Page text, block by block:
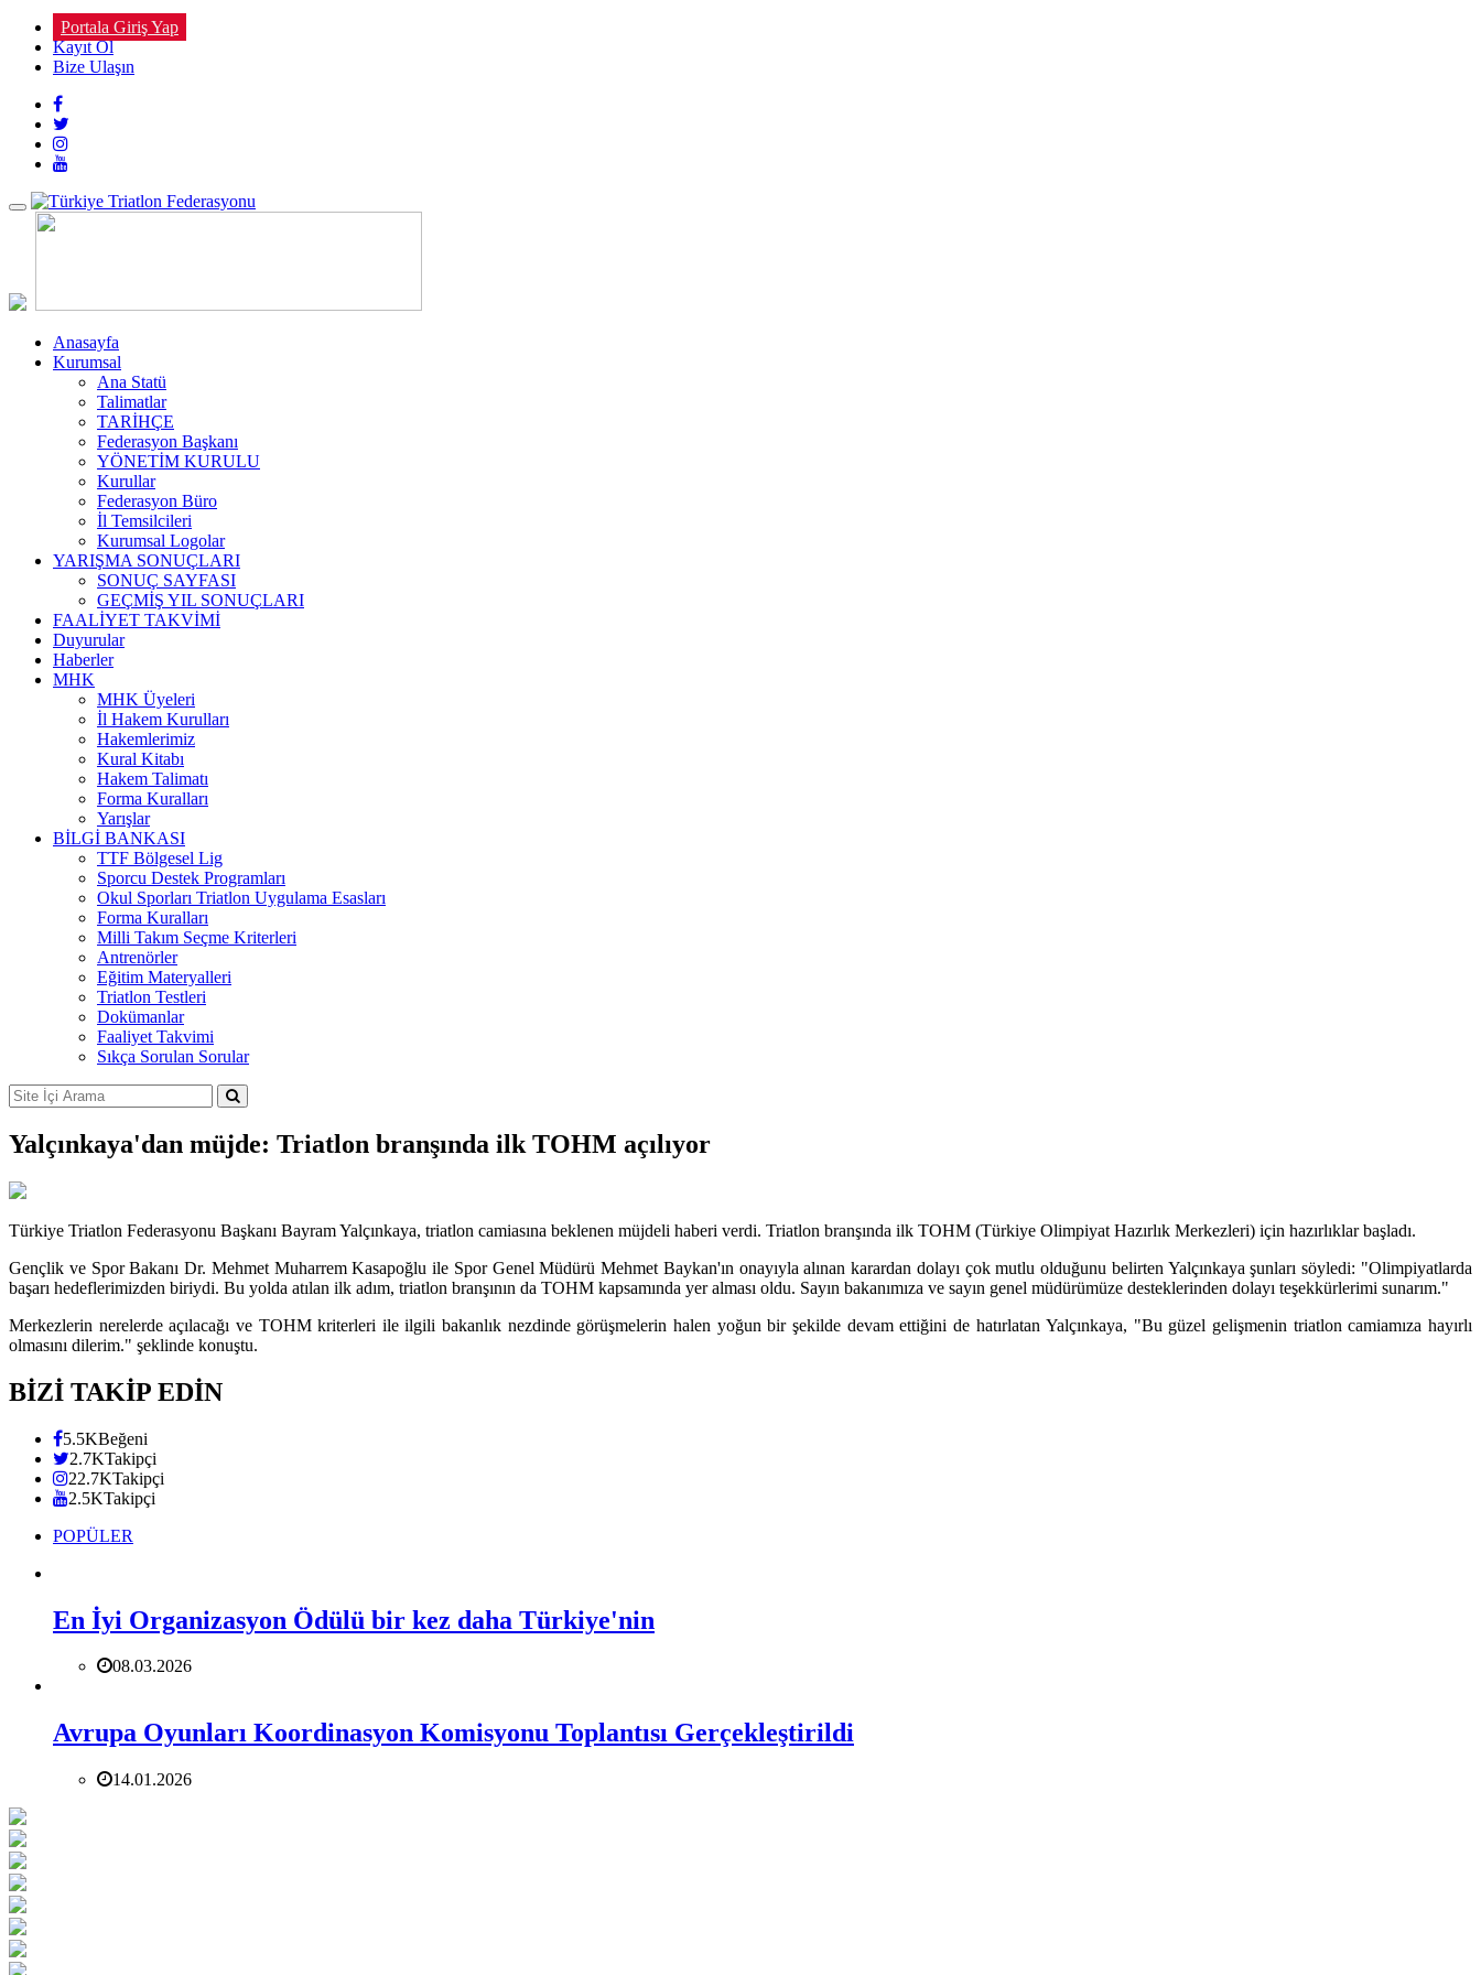
Portala Giriş Yap
Kayıt Ol
Bize Ulaşın
Toggle
navigation
Anasayfa
Kurumsal
Ana Statü
Talimatlar
TARİHÇE
Federasyon Başkanı
YÖNETİM KURULU
Kurullar
Federasyon Büro
İl Temsilcileri
Kurumsal Logolar
YARIŞMA SONUÇLARI
SONUÇ SAYFASI
GEÇMİŞ YIL SONUÇLARI
FAALİYET TAKVİMİ
Duyurular
Haberler
MHK
MHK Üyeleri
İl Hakem Kurulları
Hakemlerimiz
Kural Kitabı
Hakem Talimatı
Forma Kuralları
Yarışlar
BİLGİ BANKASI
TTF Bölgesel Lig
Sporcu Destek Programları
Okul Sporları Triatlon Uygulama Esasları
Forma Kuralları
Milli Takım Seçme Kriterleri
Antrenörler
Eğitim Materyalleri
Triatlon Testleri
Dokümanlar
Faaliyet Takvimi
Sıkça Sorulan Sorular
Yalçınkaya'dan müjde: Triatlon branşında ilk TOHM açılıyor
Türkiye Triatlon Federasyonu Başkanı Bayram Yalçınkaya, triatlon camiasına beklenen müjdeli haberi verdi. Triatlon branşında ilk TOHM (Türkiye Olimpiyat Hazırlık Merkezleri) için hazırlıklar başladı.
Gençlik ve Spor Bakanı Dr. Mehmet Muharrem Kasapoğlu ile Spor Genel Müdürü Mehmet Baykan'ın onayıyla alınan karardan dolayı çok mutlu olduğunu belirten Yalçınkaya şunları söyledi: "Olimpiyatlarda
başarı hedeflerimizden biriydi. Bu yolda atılan ilk adım, triatlon branşının da TOHM kapsamında yer alması oldu. Sayın bakanımıza ve sayın genel müdürümüze desteklerinden dolayı teşekkürlerimi sunarım."
Merkezlerin nerelerde açılacağı ve TOHM kriterleri ile ilgili bakanlık nezdinde görüşmelerin halen yoğun bir şekilde devam ettiğini de hatırlatan Yalçınkaya, "Bu güzel gelişmenin triatlon camiamıza hayırlı
olmasını dilerim." şeklinde konuştu.
BİZİ TAKİP EDİN
5.5KBeğeni
2.7KTakipçi
22.7KTakipçi
2.5KTakipçi
POPÜLER
En İyi Organizasyon Ödülü bir kez daha Türkiye'nin
08.03.2026
Avrupa Oyunları Koordinasyon Komisyonu Toplantısı Gerçekleştirildi
14.01.2026